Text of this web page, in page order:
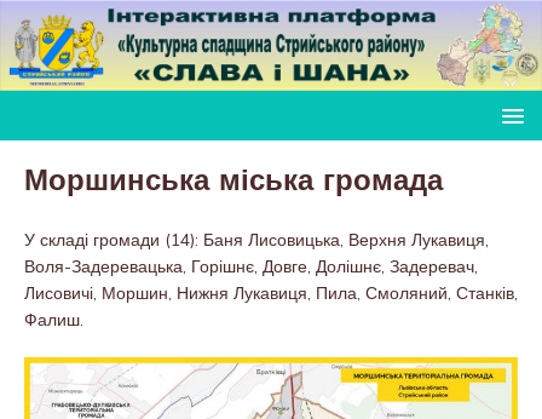
Моршинська міська громада
У складі громади (14): Баня Лисовицька, Верхня Лукавиця,
Воля-Задеревацька, Горішнє, Довге, Долішнє, Задеревач,
Лисовичі, Моршин, Нижня Лукавиця, Пила, Смоляний, Станків,
Фалиш.